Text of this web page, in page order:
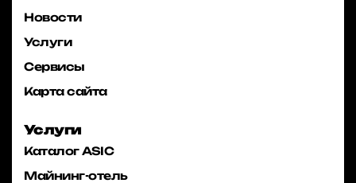
Новости
Услуги
Сервисы
Карта сайта
Услуги
Каталог ASIC
Майнинг-отель